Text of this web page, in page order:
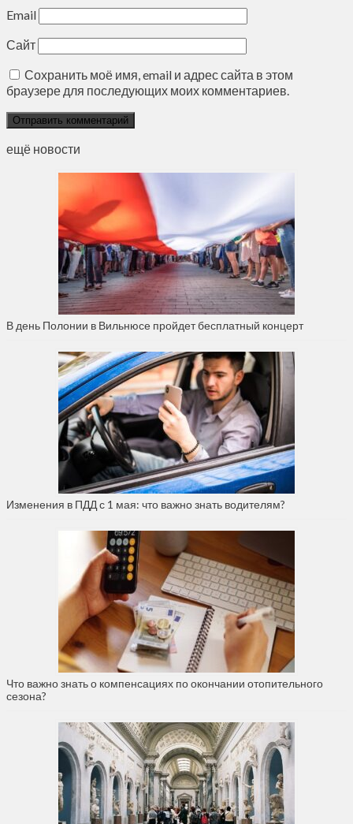
Email
Сайт
Сохранить моё имя, email и адрес сайта в этом
браузере для последующих моих комментариев.
ещё новости
В день Полонии в Вильнюсе пройдет бесплатный концерт
Изменения в ПДД с 1 мая: что важно знать водителям?
Что важно знать о компенсациях по окончании отопительного
сезона?